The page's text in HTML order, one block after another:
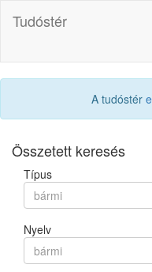
Tudóstér
A tudóstér
Összetett keresés
Típus
bármi
Nyelv
bármi